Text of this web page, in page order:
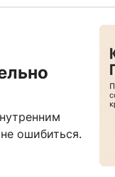
ошибиться.